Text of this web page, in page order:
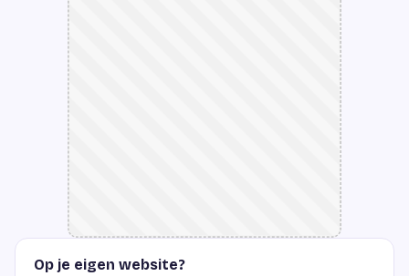
Op je eigen website?